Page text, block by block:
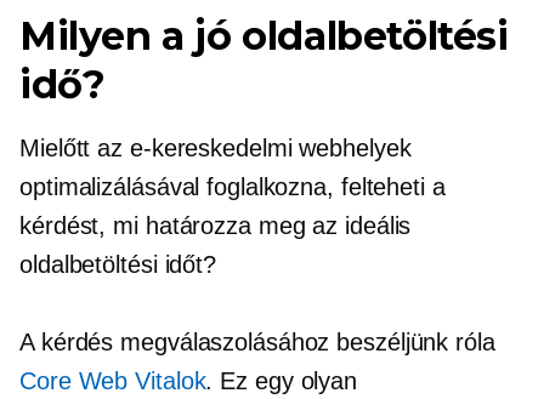
Milyen a jó oldalbetöltési
idő?
Mielőtt az e-kereskedelmi webhelyek
optimalizálásával foglalkozna, felteheti a
kérdést, mi határozza meg az ideális
oldalbetöltési időt?
A kérdés megválaszolásához beszéljünk róla
Core Web Vitalok. Ez egy olyan